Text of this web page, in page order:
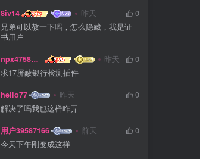
8iv14 昨天
0
兄弟可以教一下吗，怎么隐藏，我是证
书用户
npx475805841 昨天
0
求17屏蔽银行检测插件
hello77 昨天
0
解决了吗我也这样咋弄
用户39587166 前天
0
今天下午刚变成这样